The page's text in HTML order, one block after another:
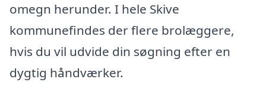
omegn herunder. I hele Skive
kommunefindes der flere brolæggere,
hvis du vil udvide din søgning efter en
dygtig håndværker.